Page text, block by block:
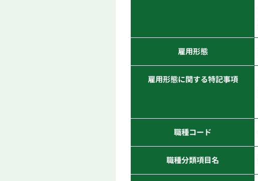
雇用形態
雇用形態に関する特記事項
職種コード
職種分類項目名